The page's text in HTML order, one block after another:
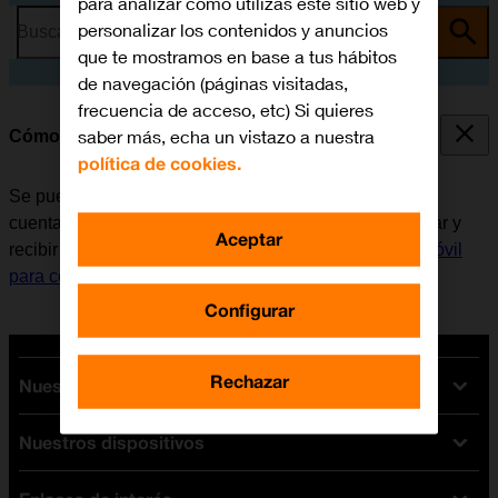
Busca por problema o tema
Cómo escribir y enviar correo electrónico
Se puede enviar y recibir correo electrónico desde las
cuentas de correo electrónico del móvil. Antes de enviar y
recibir correo electrónico, es necesario
configurar el móvil
para correo electrónico
Nuestras tarifas
Tarifas Orange
Tarifas fibra y móvil
Nuestros dispositivos
personalizar los contenidos y anuncios
que te mostramos en base a tus hábitos
de navegación (páginas visitadas,
frecuencia de acceso, etc) Si quieres
saber más, echa un vistazo a nuestra
política de cookies.
Configurar
Rechazar
Aceptar